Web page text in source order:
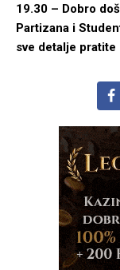
19.30 – Dobro
Partizana i
sve detalje pratite